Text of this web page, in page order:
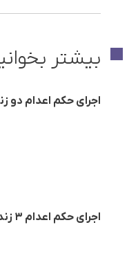
بیشتر
اجرای حکم اعدام دو
اجرای حکم اعدام ۳ زندانی از جمله یک شهروند بلوچ در زندان های کرج و تایباد